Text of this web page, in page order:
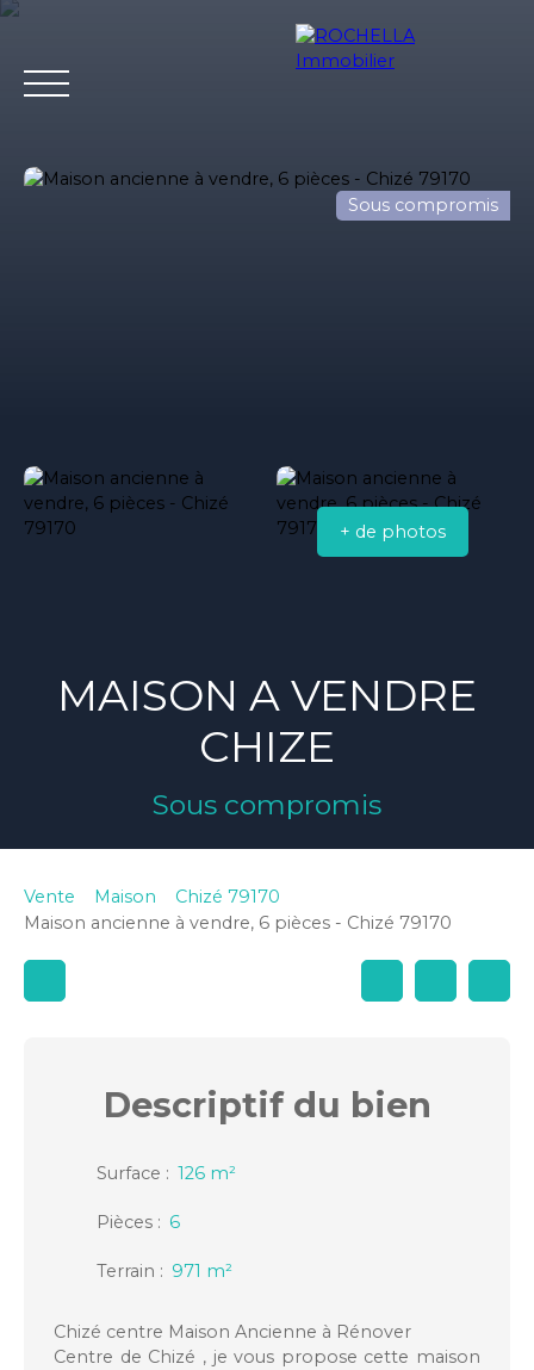
Estimation
Sous compromis
+ de photos
MAISON A VENDRE
CHIZE
Sous compromis
Vente Maison
Chizé 79170
Maison ancienne à vendre, 6 pièces - Chizé 79170
Descriptifdu bien
Surface : 126 m²
Pièces : 6
Terrain : 971 m²
Chizé centre Maison Ancienne à Rénover
Centre de Chizé , je vous propose cette maison